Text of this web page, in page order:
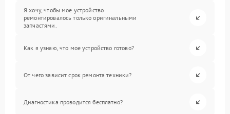
Я хочу, чтобы мое устройство
ремонтировалось только оригинальными
запчастями.
Как я узнаю, что мое устройство готово?
От чего зависит срок ремонта техники?
Диагностика проводится бесплатно?